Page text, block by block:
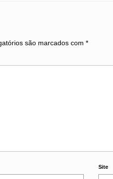
são marcados com *
Site